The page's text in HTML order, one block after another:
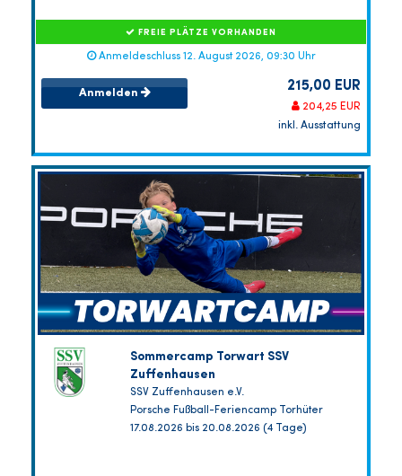
FREIE PLÄTZE VORHANDEN
Anmeldeschluss 12. August 2026, 09:30 Uhr
Anmelden 215,00 EUR
204,25 EUR
inkl. Ausstattung
Sommercamp Torwart SSV
Zuffenhausen
SSV Zuffenhausen e.V.
Porsche Fußball-Feriencamp Torhüter
17.08.2026 bis 20.08.2026 (4 Tage)